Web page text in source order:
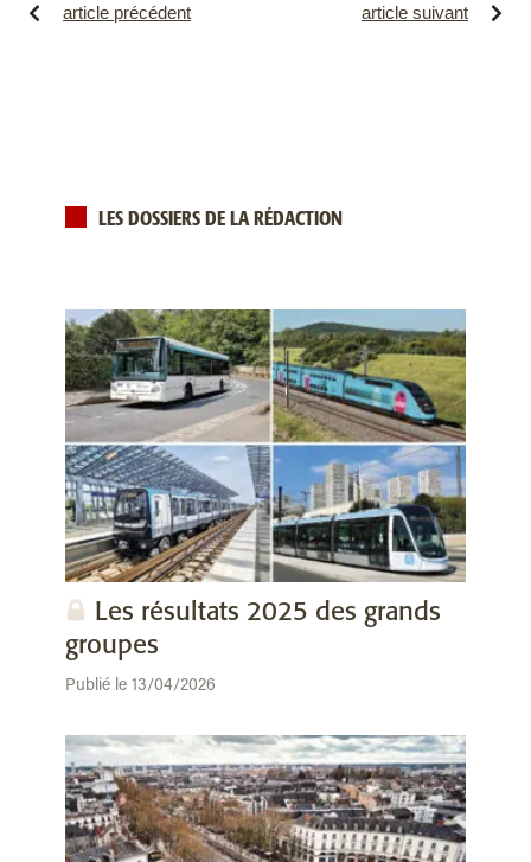
article précédent article suivant
LES DOSSIERS DE LA RÉDACTION
Les résultats 2025 des grands
groupes
Publié le 13/04/2026